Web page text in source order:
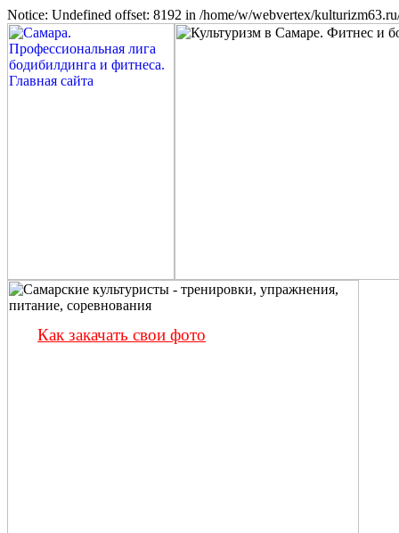
Notice: Undefined offset: 8192 in /home/w/webvertex/
Как закачать свои фото